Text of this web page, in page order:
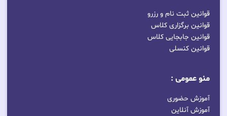
قوانین ثبت نام و رزرو
قوانین برگزاری کلاس
قوانین جابجایی کلاس
قوانین کنسلی
منو عمومی :
آموزش حضوری
آموزش آنلاین